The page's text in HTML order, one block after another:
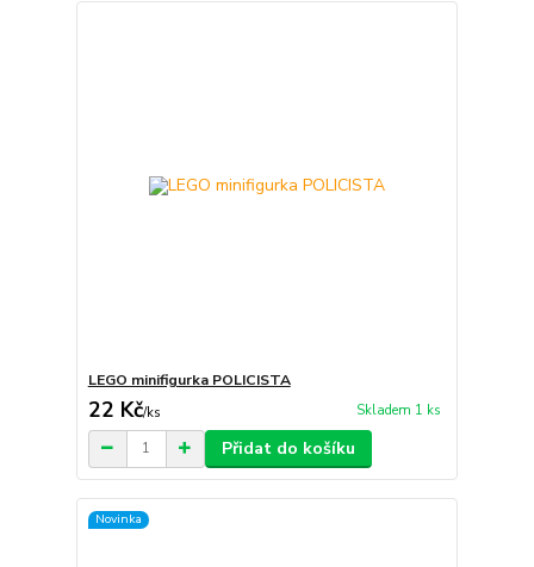
LEGO minifigurka POLICISTA
22 Kč/ks Skladem 1 ks
Přidat do košíku
Novinka